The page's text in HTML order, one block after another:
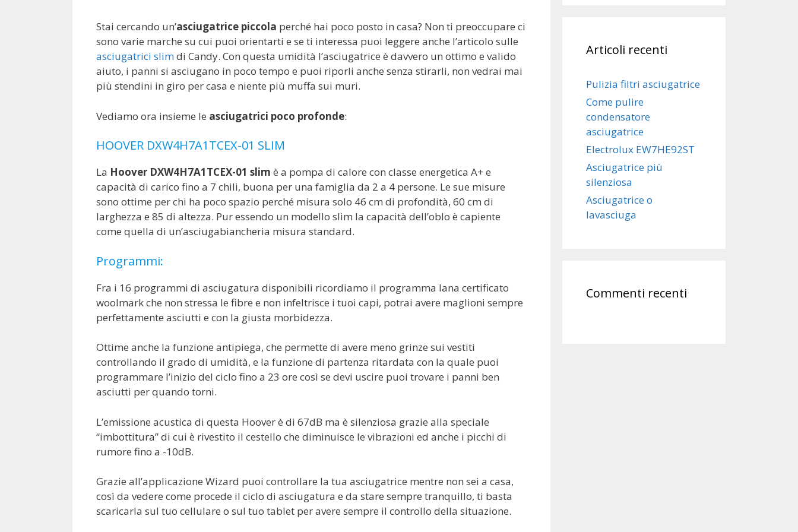
Stai cercando un’asciugatrice piccola perché hai poco posto in casa? Non ti preoccupare ci
sono varie marche su cui puoi orientarti e se ti interessa puoi leggere anche l’articolo sulle
asciugatrici slimdi Candy. Con questa umidità l’asciugatrice è davvero un ottimo e valido
aiuto, i panni si asciugano in poco tempo e puoi riporli anche senza stirarli, non vedrai mai
più stendini in giro per casa e niente più muffa sui muri.
Vediamo ora insieme le asciugatrici poco profonde:
HOOVER DXW4H7A1TCEX-01 SLIM
La Hoover DXW4H7A1TCEX-01 slim è a pompa di calore con classe energetica A+ e
capacità di carico fino a 7 chili, buona per una famiglia da 2 a 4 persone. Le sue misure
sono ottime per chi ha poco spazio perché misura solo 46 cm di profondità, 60 cm di
larghezza e 85 di altezza. Pur essendo un modello slim la capacità dell’oblo è capiente
come quella di un’asciugabiancheria misura standard.
Programmi:
Fra i 16 programmi di asciugatura disponibili ricordiamo il programma lana certificato
woolmark che non stressa le fibre e non infeltrisce i tuoi capi, potrai avere maglioni sempre
perfettamente asciutti e con la giusta morbidezza.
Ottime anche la funzione antipiega, che permette di avere meno grinze sui vestiti
controllando il grado di umidità, e la funzione di partenza ritardata con la quale puoi
programmare l’inizio del ciclo fino a 23 ore così se devi uscire puoi trovare i panni ben
asciutti per quando torni.
L’emissione acustica di questa Hoover è di 67dB ma è silenziosa grazie alla speciale
“imbottitura” di cui è rivestito il cestello che diminuisce le vibrazioni ed anche i picchi di
rumore fino a -10dB.
Grazie all’applicazione Wizard puoi controllare la tua asciugatrice mentre non sei a casa,
così da vedere come procede il ciclo di asciugatura e da stare sempre tranquillo, ti basta
scaricarla sul tuo cellulare o sul tuo tablet per avere sempre il controllo della situazione.
Articoli recenti
Pulizia filtri asciugatrice
Come pulire
condensatore
asciugatrice
Electrolux EW7HE92ST
Asciugatrice più
silenziosa
Asciugatrice o
lavasciuga
Commenti recenti